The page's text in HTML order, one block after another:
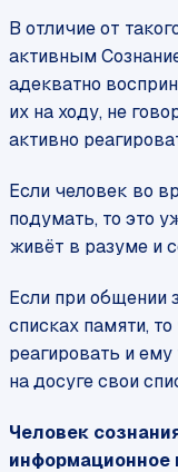
В отличие от
активным
адекватно
их на ходу, не
активно
Если человек во
подумать, то это
живёт в разуме и
Если при общении
списках памяти,
реагировать и
на досуге свои
Человек